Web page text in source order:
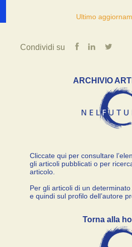
Ultimo
Condividi su
ARCHIVIO
Cliccate qui per consultare
gli articoli pubblicati o per
articolo.
Per gli articoli di un
e quindi sul profilo dell’autore
Torna alla